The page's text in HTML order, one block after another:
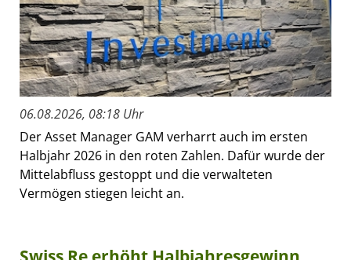
06.08.2026, 08:18 Uhr
Der Asset Manager GAM verharrt auch im ersten
Halbjahr 2026 in den roten Zahlen. Dafür wurde der
Mittelabfluss gestoppt und die verwalteten
Vermögen stiegen leicht an.